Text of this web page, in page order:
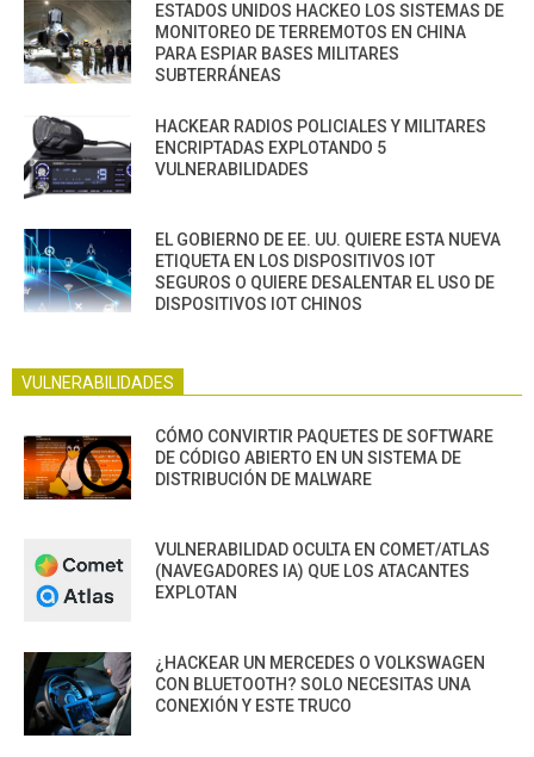
ESTADOS UNIDOS HACKEO LOS SISTEMAS DE
MONITOREO DE TERREMOTOS EN CHINA
PARA ESPIAR BASES MILITARES
SUBTERRÁNEAS
HACKEAR RADIOS POLICIALES Y MILITARES
ENCRIPTADAS EXPLOTANDO 5
VULNERABILIDADES
EL GOBIERNO DE EE. UU. QUIERE ESTA NUEVA
ETIQUETA EN LOS DISPOSITIVOS IOT
SEGUROS O QUIERE DESALENTAR EL USO DE
DISPOSITIVOS IOT CHINOS
VULNERABILIDADES
CÓMO CONVIRTIR PAQUETES DE SOFTWARE
DE CÓDIGO ABIERTO EN UN SISTEMA DE
DISTRIBUCIÓN DE MALWARE
VULNERABILIDAD OCULTA EN COMET/ATLAS
(NAVEGADORES IA) QUE LOS ATACANTES
EXPLOTAN
¿HACKEAR UN MERCEDES O VOLKSWAGEN
CON BLUETOOTH? SOLO NECESITAS UNA
CONEXIÓN Y ESTE TRUCO